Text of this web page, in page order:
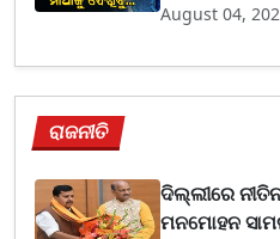
August 04,
ରାଜନୀତି
ଦିଲ୍ଲୀରେ
ମନମୋହନ